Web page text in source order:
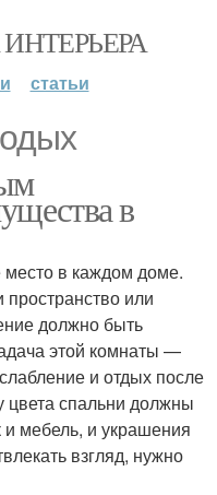
статьи
в
в каждом доме.
или
должно быть
этой комнаты —
и отдых после
цвета спальни должны
мебель, и украшения
взгляд, нужно